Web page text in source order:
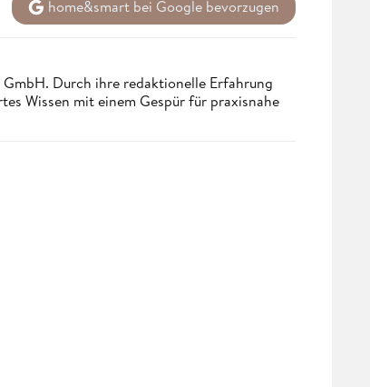
home&smart bei Google bevorzugen
Durch ihre redaktionelle Erfahrung
Wissen mit einem Gespür für praxisnahe